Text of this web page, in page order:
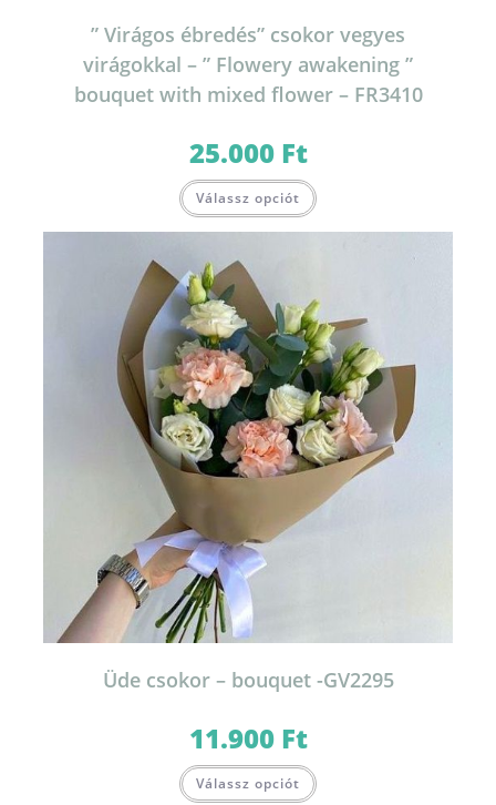
” Virágos ébredés” csokor vegyes
virágokkal – ” Flowery awakening ”
bouquet with mixed flower – FR3410
25.000 Ft
Válassz opciót
Üde csokor – bouquet -GV2295
11.900 Ft
Válassz opciót